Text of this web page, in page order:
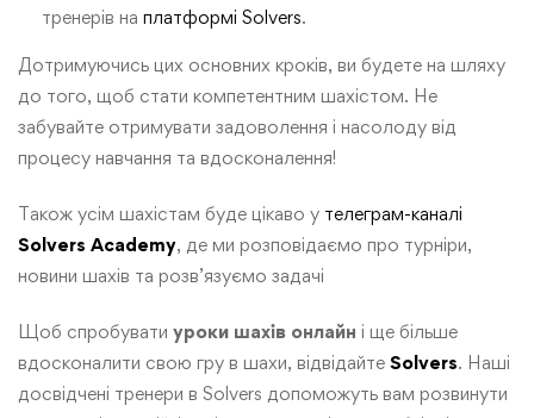
тренерів на платформі Solvers.
Дотримуючись цих основних кроків, ви будете на шляху
до того, щоб стати компетентним шахістом. Не
забувайте отримувати задоволення і насолоду від
процесу навчання та вдосконалення!
Також усім шахістам буде цікаво у телеграм-каналі
Solvers Academy, де ми розповідаємо про турніри,
новини шахів та розв’язуємо задачі
Щоб спробувати уроки шахів онлайн і ще більше
вдосконалити свою гру в шахи, відвідайте Solvers. Наші
досвідчені тренери в Solvers допоможуть вам розвинути